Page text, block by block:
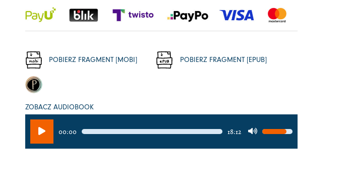
POBIERZ FRAGMENT [MOBI] POBIERZ FRAGMENT [EPUB]
ZOBACZ AUDIOBOOK
Odtwarzacz
00:00 18:12
Używaj
strzałek